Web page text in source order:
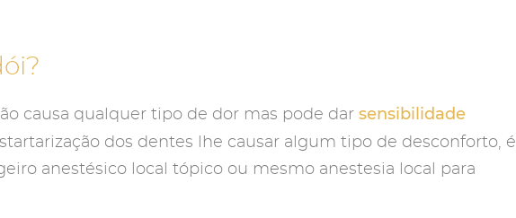
causa qualquer tipo de dor mas pode dar sensibilidade
dos dentes lhe causar algum tipo de desconforto, é
anestésico local tópico ou mesmo anestesia local para